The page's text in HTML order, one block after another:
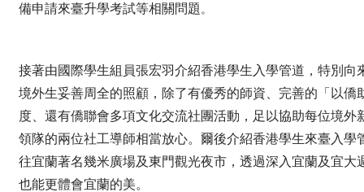
備申請來臺升學考試等相關問題 。
接著由國際學生組員張宏羽介紹香港學生入學管道，特別向
境外生妥善周全的照顧，除了有優秀的師資、完善的「以僑
度、還有僑聯會多項文化交流社團活動，足以協助每位境
領隊的兩位社工導師相當放心。爾後介紹香港學生來臺入學
往宜蘭著名幾米廣場及東門觀光夜市，透過深入宜蘭及宜大
也能更體會宜蘭的美。